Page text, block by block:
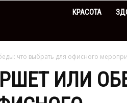
КРАСОТА
что выбрать для офисного
ИЛИ